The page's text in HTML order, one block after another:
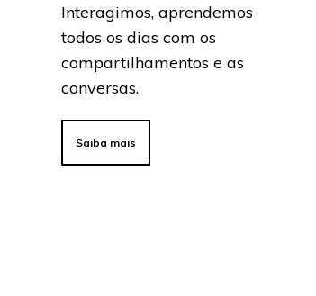
Interagimos, aprendemos
todos os dias com os
compartilhamentos e as
conversas.
Saiba mais